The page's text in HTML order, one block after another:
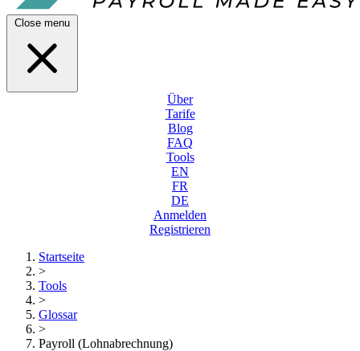
Close menu
Über
Tarife
Blog
FAQ
Tools
EN
FR
DE
Anmelden
Registrieren
Startseite
>
Tools
>
Glossar
>
Payroll (Lohnabrechnung)